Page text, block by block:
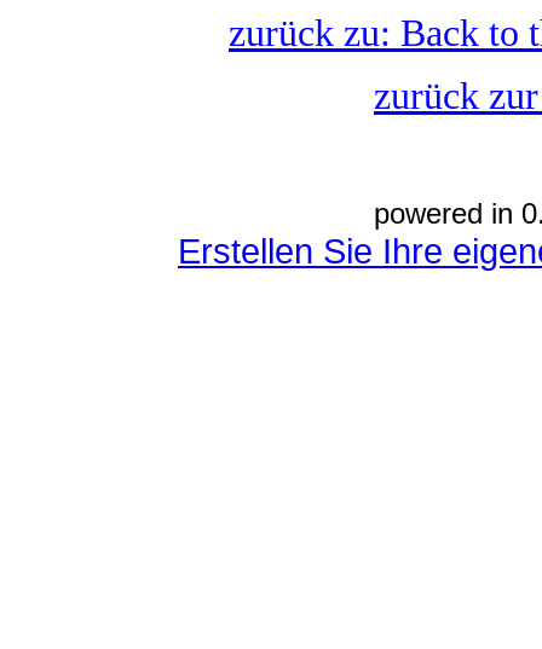
zurück zu: Back to
zurück
powered in
Erstellen Sie Ihre